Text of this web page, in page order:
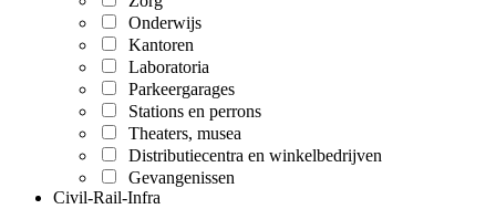
Onderwijs
Kantoren
Laboratoria
Parkeergarages
Stations en perrons
Theaters, musea
Distributiecentra en winkelbedrijven
Gevangenissen
Civil-Rail-Infra